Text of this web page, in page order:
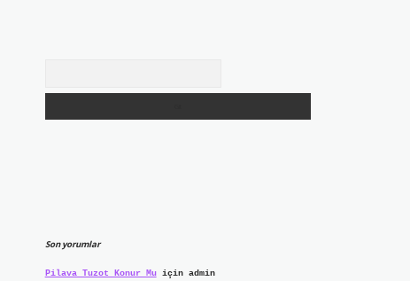
Son yorumlar
Pilava Tuzot Konur Muiçin admin